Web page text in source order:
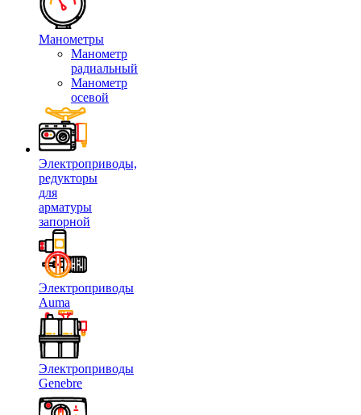
Манометры
Манометр
радиальный
Манометр
осевой
Электроприводы,
редукторы
для
арматуры
запорной
Электроприводы
Auma
Электроприводы
Genebre